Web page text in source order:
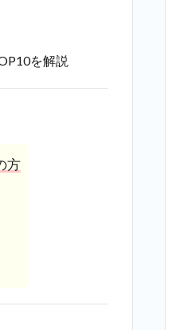
を解説
方